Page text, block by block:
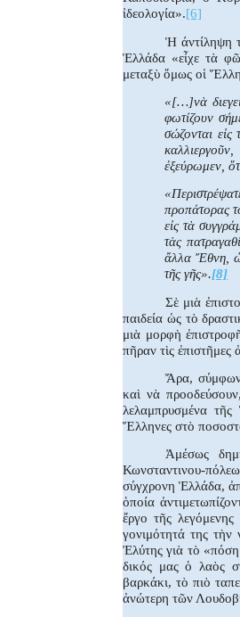
ἰδεολογία».[6]
Ἡ άντίληψη
Ἑλλάδα «εἶχε τὰ
μεταξὺ ὅμως οἱ
«[…]νὰ
φωτίζουν
σώζονται
ἐξεύρωμεν,
προπάτορας
εἰς τὰ
τὰς
ἄλλα Ἔθνη,
τῆς γῆς».[8]
Σὲ μιὰ
παιδεία ὡς τὸ
μιὰ μορφὴ
πῆραν τὶς
Ἄρα,
καὶ νὰ
λελαμπρυσμένα
Ἕλληνες στὸ
Ἀμέσως
Κωνσταντινου-
σύγχρονη Ἑλλάδα,
ὁποία
ἔργο τῆς
γονιμότητά της τὴν
Ἐλύτης γιὰ τὸ
δικός μας ὁ λαὸς
βαρκάκι, τὸ πιὸ
ἀνώτερη τῶν